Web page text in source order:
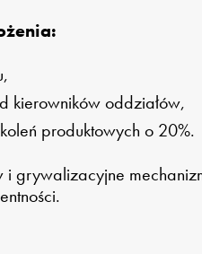
kierowników oddziałów,
produktowych o 20%.
grywalizacyjne